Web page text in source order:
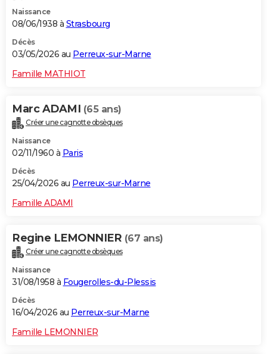
Naissance
08/06/1938 à Strasbourg
Décès
03/05/2026 au Perreux-sur-Marne
Famille MATHIOT
Marc ADAMI (65 ans)
Créer une cagnotte obsèques
Naissance
02/11/1960 à Paris
Décès
25/04/2026 au Perreux-sur-Marne
Famille ADAMI
Regine LEMONNIER (67 ans)
Créer une cagnotte obsèques
Naissance
31/08/1958 à Fougerolles-du-Plessis
Décès
16/04/2026 au Perreux-sur-Marne
Famille LEMONNIER